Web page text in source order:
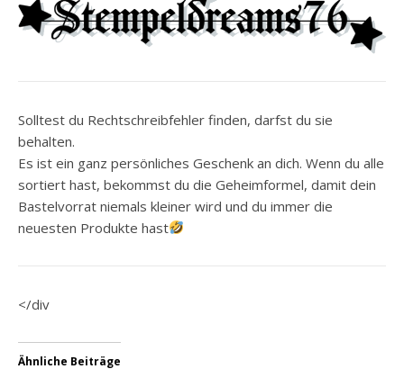
Solltest du Rechtschreibfehler finden, darfst du sie
behalten.
Es ist ein ganz persönliches Geschenk an dich. Wenn du alle
sortiert hast, bekommst du die Geheimformel, damit dein
Bastelvorrat niemals kleiner wird und du immer die
neuesten Produkte hast
</div
Ähnliche Beiträge